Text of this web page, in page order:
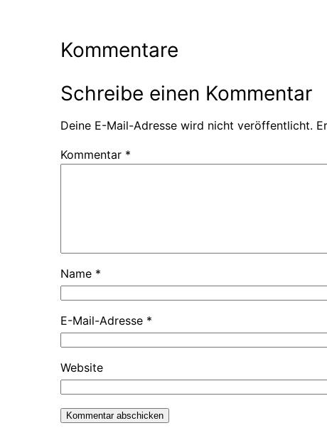
Kommentare
Schreibe einen Kommentar
Deine E-Mail-Adresse wird nicht veröffentlicht.
Kommentar *
Name *
E-Mail-Adresse *
Website